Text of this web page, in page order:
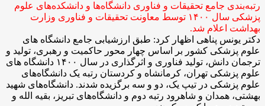
رتبه‌بندی جامع تحقیقات و فناوری دانشگاه‌ها و دانشکده‌های علوم
پزشکی سال ۱۴۰۰ توسط معاونت تحقیقات و فناوری وزارت
بهداشت اعلام شد.
دکتر یونس پناهی اظهار کرد: طبق ارزشیابی جامع دانشگاه های
علوم پزشکی کشور بر اساس چهار محور حاکمیت و رهبری، تولید و
ترجمان دانش، تولید فناوری و اثرگذاری در سال ۱۴۰۰ دانشگاه های
علوم پزشکی تهران، کرمانشاه و کردستان رتبه یک دانشگاه‌های
علوم پزشکی در تیپ یک، دو و سه برگزیده شدند. دانشگاه‌های شهید
بهشتی، همدان و شاهرود رتبه دوم و دانشگاه‌های تبریز، بقیه الله و